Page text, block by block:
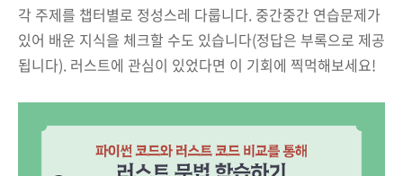
각 주제를 챕터별로 정성스레 다룹니다. 중간중간 연습문제가
있어 배운 지식을 체크할 수도 있습니다(정답은 부록으로 제공
됩니다). 러스트에 관심이 있었다면 이 기회에 찍먹해보세요!